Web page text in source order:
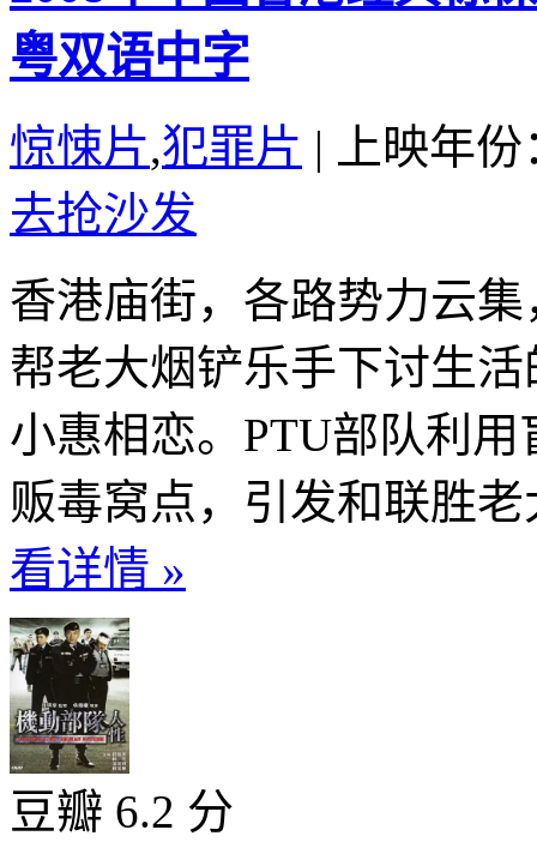
粤双语中字
惊悚片,犯罪片 |
上映年
去抢沙发
香港庙街，各路势力云
帮老大烟铲乐手下讨生
小惠相恋。PTU部队利
贩毒窝点，引发和联胜
看详情 »
豆瓣 6.2 分